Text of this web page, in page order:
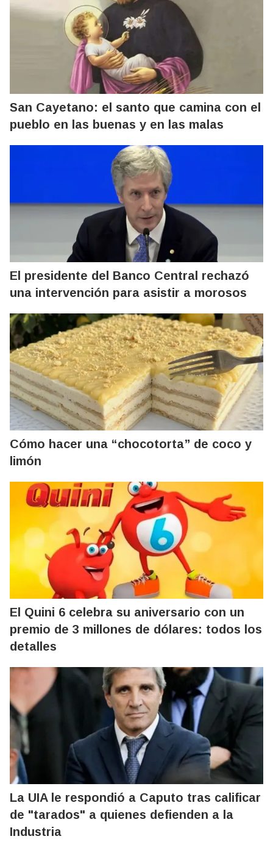
San Cayetano: el santo que camina con el
pueblo en las buenas y en las malas
El presidente del Banco Central rechazó
una intervención para asistir a morosos
Cómo hacer una “chocotorta” de coco y
limón
El Quini 6 celebra su aniversario con un
premio de 3 millones de dólares: todos los
detalles
La UIA le respondió a Caputo tras calificar
de "tarados" a quienes defienden a la
Industria